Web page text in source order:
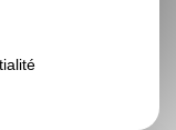
cinq fruits et
légales